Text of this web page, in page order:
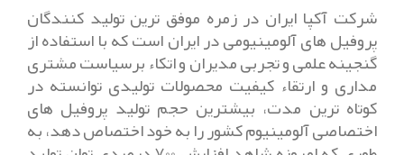
شرکت آکپا ایران در زمره موفق ترین تولید کنندگان
پروفیل های آلومینیومی در ایران است که با استفاده از
گنجینه علمی و تجربی مدیران و اتکاء برسیاست مشتری
مداری و ارتقاء کیفیت محصولات تولیدی توانسته در
کوتاه ترین مدت، بیشترین حجم تولید پروفیل های
اختصاصی آلومینیوم کشور را به خود اختصاص دهد، به